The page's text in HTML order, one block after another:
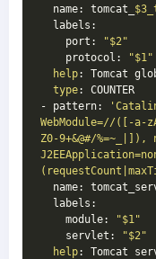
  name: tomcat_
  labels:
    port:
"$2"
    protocol:
"$1"
help: Tomcat
type: COUNTER
- pattern:
WebModule=//([-a-
Z0-9+&@#/
name:
  labels:
    module:
"$1"
    servlet:
"$2"
help: Tomcat